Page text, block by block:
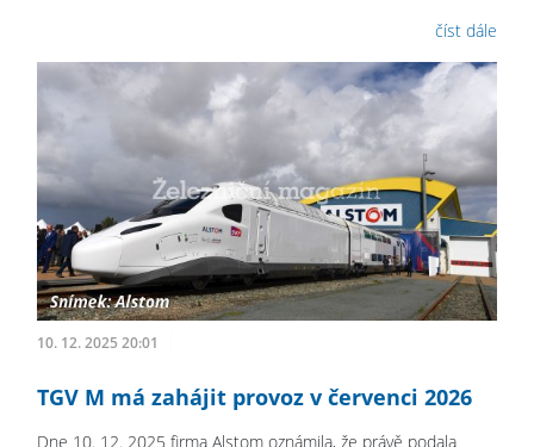
číst dále
10. 12. 2025 20:01
TGV M má zahájit provoz v červenci 2026
Dne 10. 12. 2025 firma Alstom oznámila, že právě podala